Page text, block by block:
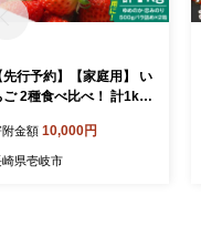
先行予約】【家庭用】 い
ご 2種食べ比べ！ 計1kg
2027年2月以降順次発
】《壱岐市》【蒼花】[JE
附金額 10,000円
崎県壱岐市